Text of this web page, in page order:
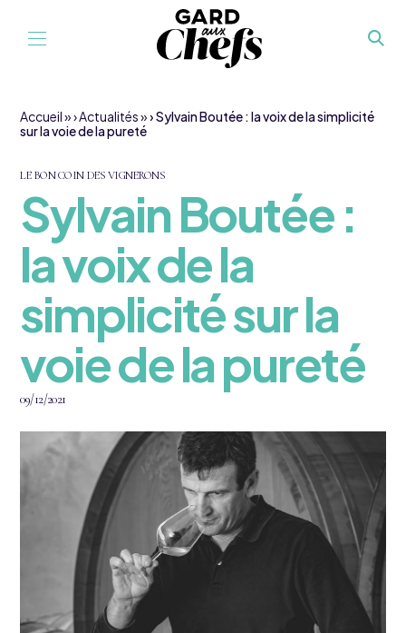
Accueil» Actualités» Sylvain Boutée : la voix de la simplicité
sur la voie de la pureté
LE BON COIN DES VIGNERONS
Sylvain Boutée :
la voix de la
simplicité sur la
voie de la pureté
09/12/2021